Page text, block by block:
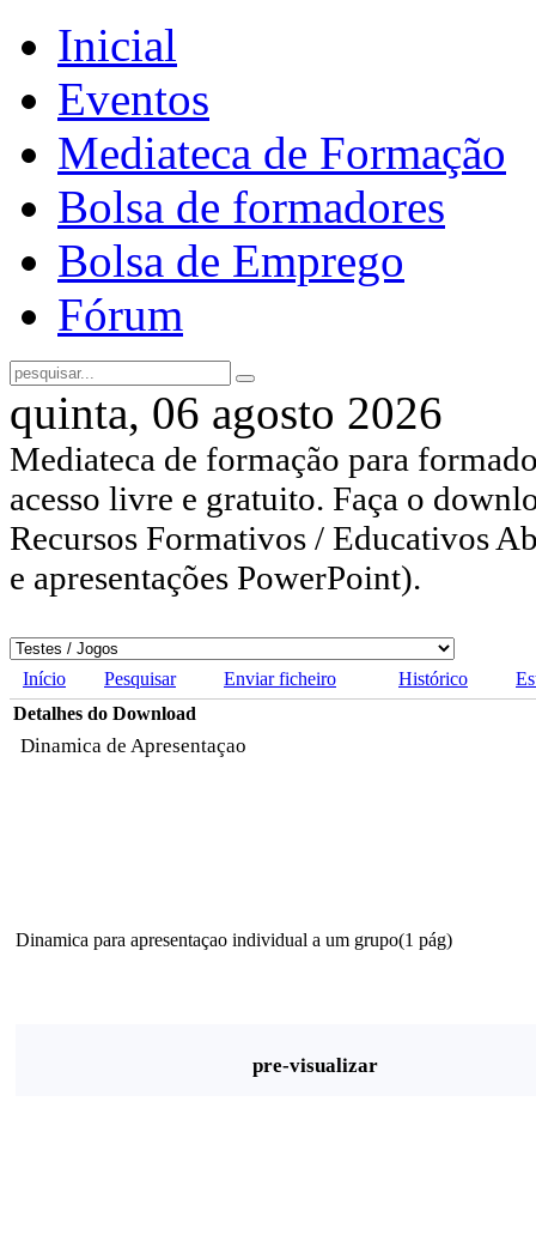
Inicial
Eventos
Mediateca de Formação
Bolsa de formadores
Bolsa de Emprego
Fórum
quinta, 06 agosto 2026
Mediateca de formação para
acesso livre e gratuito. Faça o
Recursos Formativos / Educativos
e apresentações PowerPoint).
Início Pesquisar Enviar ficheiro Histórico
Detalhes do Download
Dinamica de Apresentaçao
Dinamica para apresentaçao individual a um grupo(1 pág)
pre-visualizar